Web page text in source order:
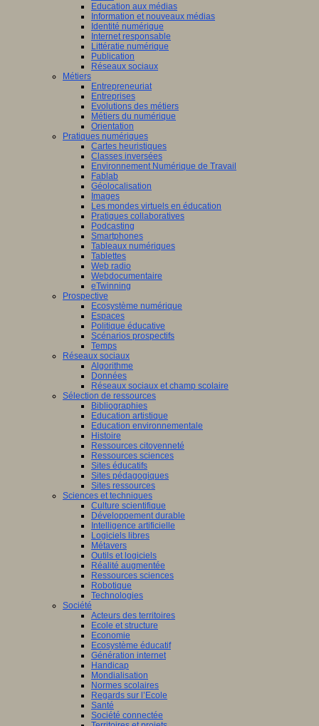
Education aux médias
Information et nouveaux médias
Identité numérique
Internet responsable
Littératie numérique
Publication
Réseaux sociaux
Métiers
Entrepreneuriat
Entreprises
Evolutions des métiers
Métiers du numérique
Orientation
Pratiques numériques
Cartes heuristiques
Classes inversées
Environnement Numérique de Travail
Fablab
Géolocalisation
Images
Les mondes virtuels en éducation
Pratiques collaboratives
Podcasting
Smartphones
Tableaux numériques
Tablettes
Web radio
Webdocumentaire
eTwinning
Prospective
Ecosystème numérique
Espaces
Politique éducative
Scénarios prospectifs
Temps
Réseaux sociaux
Algorithme
Données
Réseaux sociaux et champ scolaire
Sélection de ressources
Bibliographies
Education artistique
Education environnementale
Histoire
Ressources citoyenneté
Ressources sciences
Sites éducatifs
Sites pédagogiques
Sites ressources
Sciences et techniques
Culture scientifique
Développement durable
Intelligence artificielle
Logiciels libres
Métavers
Outils et logiciels
Réalité augmentée
Ressources sciences
Robotique
Technologies
Société
Acteurs des territoires
Ecole et structure
Economie
Ecosystème éducatif
Génération internet
Handicap
Mondialisation
Normes scolaires
Regards sur l’Ecole
Santé
Société connectée